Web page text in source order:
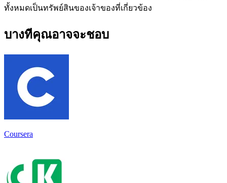
ทั้งหมดเป็นทรัพย์สินของเจ้าของที่เกี่ยวข้อง
บางทีคุณอาจจะชอบ
Coursera